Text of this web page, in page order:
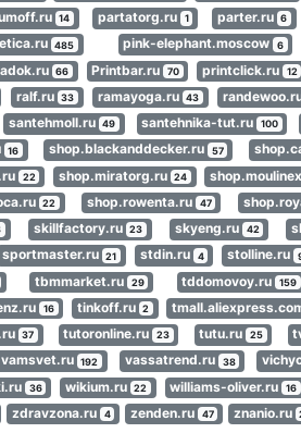
14 partatorg.ru 1 parter.ru 6
485 pink-elephant.moscow 6
66 Printbar.ru 70 printclick.ru 12
ralf.ru 33 ramayoga.ru 43
santehmoll.ru 49 santehnika-tut.ru 100
16 shop.blackanddecker.ru 57
22 shop.miratorg.ru 24
22 shop.rowenta.ru 47
skillfactory.ru 23 skyeng.ru 42
sportmaster.ru 21 stdin.ru 4 stolline.ru
tbmmarket.ru 29 tddomovoy.ru 159
16 tinkoff.ru 2
37 tutoronline.ru 23 tutu.ru 25
vamsvet.ru 192 vassatrend.ru 38
36 wikium.ru 22 williams-oliver.ru 16
zdravzona.ru 4 zenden.ru 47 znanio.ru